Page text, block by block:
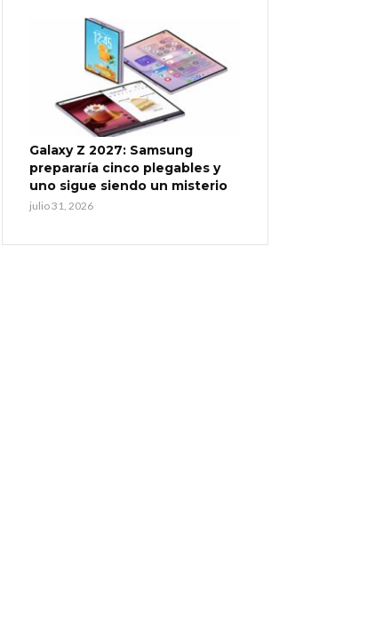
Galaxy Z 2027: Samsung
prepararía cinco plegables y
uno sigue siendo un misterio
julio 31, 2026